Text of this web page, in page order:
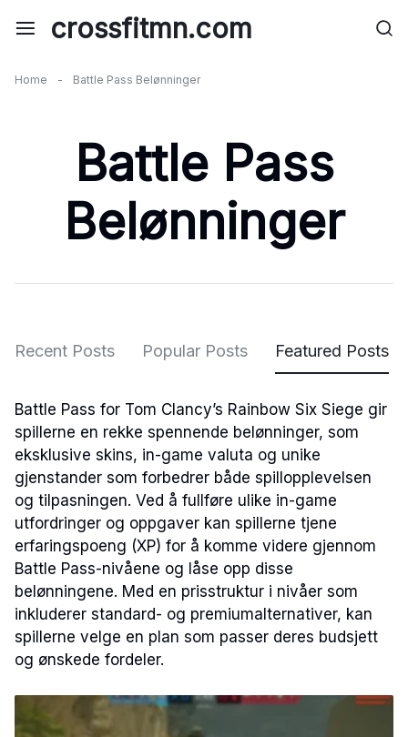
crossfitmn.com
Home - Battle Pass Belønninger
Battle Pass
Belønninger
Recent Posts Popular Posts Featured Posts
Battle Pass for Tom Clancy’s Rainbow Six Siege gir
spillerne en rekke spennende belønninger, som
eksklusive skins, in-game valuta og unike
gjenstander som forbedrer både spillopplevelsen
og tilpasningen. Ved å fullføre ulike in-game
utfordringer og oppgaver kan spillerne tjene
erfaringspoeng (XP) for å komme videre gjennom
Battle Pass-nivåene og låse opp disse
belønningene. Med en prisstruktur i nivåer som
inkluderer standard- og premiumalternativer, kan
spillerne velge en plan som passer deres budsjett
og ønskede fordeler.